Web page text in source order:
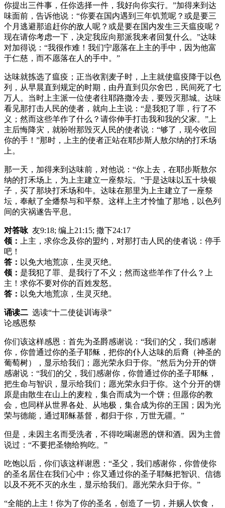
你提出三件事，任你选择一件，我好向你实行。”加得来到达
味面前，告诉他说：“你要在国内遇到三年饥荒呢？或是要三
个月逃避那追赶你的敌人呢？或是要在国内发生三天瘟疫呢？
现在请你考虑一下，决定我应向那派我来者回复什么。”达味
对加得说：“我很作难！我们宁愿落在上主的手中，因为他富
于仁慈，而不愿落在人的手中。”
达味就拣选了瘟疫；正当收割麦子时，上主就使瘟疫降于以色
列，从早晨直到规定的时期，由丹直到贝尔舍巴，民间死了七
万人。当时上主派一位使者往耶路撒冷去，要毁灭那城。达味
看见那打击人民的使者，就向上主说：“是我犯了罪，行了不
义；然而这些羊作了什么？请你伸手打击我和我的父家。”上
主后悔降灾，就吩咐那毁灭人民的使者说：“够了，现今收回
你的手！”那时，上主的使者正站在耶步斯人敖尔纳的打禾场
上。
那一天，加得来到达味前，对他说：“你上去，在耶步斯敖尔
纳的打禾场上，为上主建立一座祭坛。”于是达味以五十块银
子，买了那块打禾场和牛。达味在那里为上主建立了一座祭
坛，奉献了全燔祭与和平祭。这样上主才怜恤了那地，以色列
间的灾祸遂告平息。
对答咏 友9:18; 编上21:15; 撒下24:17
领：
上主，求你念及你的盟约，对那打击人民的使者说：停手
吧！
答： 以免大地荒凉，生灵灭绝。
领： 是我犯了罪、是我行了不义；然而这些羊作了什么？上
主！求你不要对你的百姓发怒。
答： 以免大地荒凉，生灵灭绝。
诵读二 选读“十二使徒训诲录”
论感恩祭
你们该这样感恩：首先为圣爵感谢说：“我们的父，我们感谢
你，你曾通过你的圣子耶稣，把你的仆人达味的后裔（神圣的
葡萄树），显示给我们；愿光荣永归于你。”然后为分开的饼
感谢说：“我们的父，我们感谢你，你曾通过你的圣子耶稣，
把生命与智识，显示给我们；愿光荣永归于你。这个分开的饼
原是由散生在山上的麦粒，集合而成为一个饼；但愿你的教
会，也同样从世界各处、从地极，集合成为你的王国；因为光
荣与德能，通过耶稣基督，都归于你，万世无疆。”
但是，未因主名而受洗者，不得吃喝谢恩的饼和酒。因为主曾
说过：“不要把圣物给狗吃。”
吃饱以后，你们该这样谢恩：“圣父，我们感谢你，你曾使你
的圣名居住在我们心中；你又通过你的圣子耶稣把智识、信德
以及不死不灭的永生，显示给我们。愿光荣永归于你。”
“全能的上主！你为了你的圣名，创造了一切，并赐人饮食，